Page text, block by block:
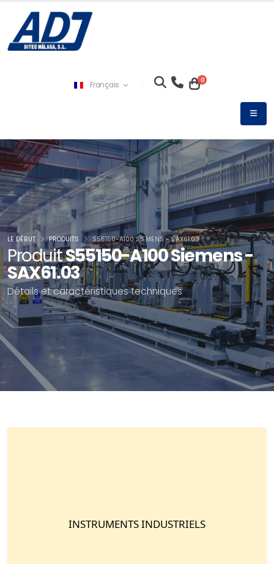
Français 0
ProduitS55150-A100 Siemens -
SAX61.03
Détails et caractéristiques techniques
LE DÉBUT PRODUITS S55150-A100 SIEMENS - SAX61.03